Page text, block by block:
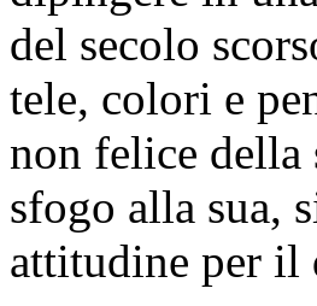
del secolo
tele, colori e
non felice della
sfogo alla sua,
attitudine per il